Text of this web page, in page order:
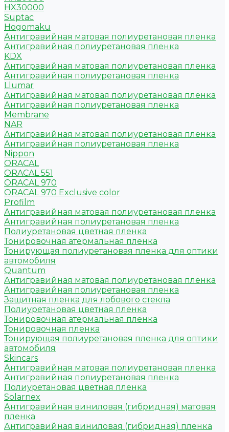
HX30000
Suptac
Hogomaku
Антигравийная матовая полиуретановая пленка
Антигравийная полиуретановая пленка
KDX
Антигравийная матовая полиуретановая пленка
Антигравийная полиуретановая пленка
Llumar
Антигравийная матовая полиуретановая пленка
Антигравийная полиуретановая пленка
Membrane
NAR
Антигравийная матовая полиуретановая пленка
Антигравийная полиуретановая пленка
Nippon
ORACAL
ORACAL 551
ORACAL 970
ORACAL 970 Exclusive color
Profilm
Антигравийная матовая полиуретановая пленка
Антигравийная полиуретановая пленка
Полиуретановая цветная пленка
Тонировочная атермальная пленка
Тонирующая полиуретановая пленка для оптики
автомобиля
Quantum
Антигравийная матовая полиуретановая пленка
Антигравийная полиуретановая пленка
Защитная пленка для лобового стекла
Полиуретановая цветная пленка
Тонировочная атермальная пленка
Тонировочная пленка
Тонирующая полиуретановая пленка для оптики
автомобиля
Skincars
Антигравийная матовая полиуретановая пленка
Антигравийная полиуретановая пленка
Полиуретановая цветная пленка
Solarnex
Антигравийная виниловая (гибридная) матовая
пленка
Антигравийная виниловая (гибридная) пленка